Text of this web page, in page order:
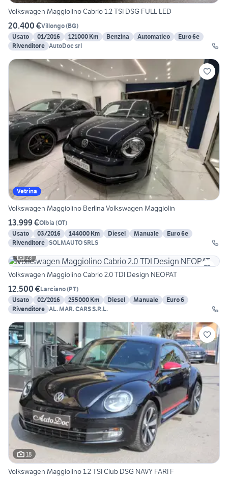
Volkswagen Maggiolino Cabrio 1.2 TSI DSG FULL LED
20.400 €Villongo(BG)
Usato
01/2016 121000 Km Benzina Automatico
Euro 6e
Rivenditore AutoDoc srl
Vetrina
Volkswagen Maggiolino Berlina Volkswagen Maggiolin
13.999 €Olbia (OT)
Usato
03/2016 144000 Km Diesel Manuale
Euro 6e
Rivenditore SOLMAUTO SRLS
23
Volkswagen Maggiolino Cabrio 2.0 TDI Design NEOPAT
12.500 €Larciano(PT)
Usato
02/2016 255000 Km Diesel Manuale
Euro 6
Rivenditore AL. MAR. CARS S.R.L.
18
Volkswagen Maggiolino 1.2 TSI Club DSG NAVY FARI F